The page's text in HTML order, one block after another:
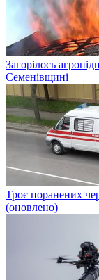
Загорілось
Семенівщині
Троє поранених
(оновлено)